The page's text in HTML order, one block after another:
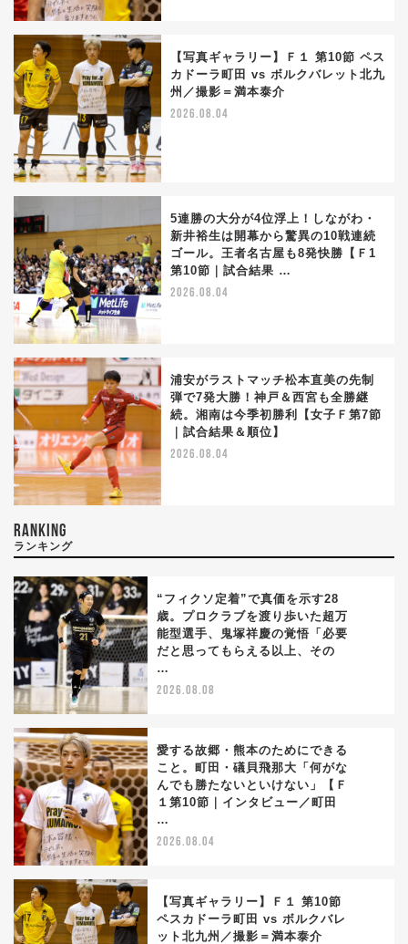
【写真ギャラリー】Ｆ１ 第10節 ペス
カドーラ町田 vs ボルクバレット北九
州／撮影＝満本泰介
2026.08.04
5連勝の大分が4位浮上！しながわ・
新井裕生は開幕から驚異の10戦連続
ゴール。王者名古屋も8発快勝【Ｆ1
第10節｜試合結果 …
2026.08.04
浦安がラストマッチ松本直美の先制
弾で7発大勝！神戸＆西宮も全勝継
続。湘南は今季初勝利【女子Ｆ第7節
｜試合結果＆順位】
2026.08.04
RANKING
ランキング
“フィクソ定着”で真価を示す28
歳。プロクラブを渡り歩いた超万
能型選手、鬼塚祥慶の覚悟「必要
だと思ってもらえる以上、その
…
2026.08.08
愛する故郷・熊本のためにできる
こと。町田・礒貝飛那大「何がな
んでも勝たないといけない」【Ｆ
１第10節｜インタビュー／町田
…
2026.08.04
【写真ギャラリー】Ｆ１ 第10節
ペスカドーラ町田 vs ボルクバレ
ット北九州／撮影＝満本泰介